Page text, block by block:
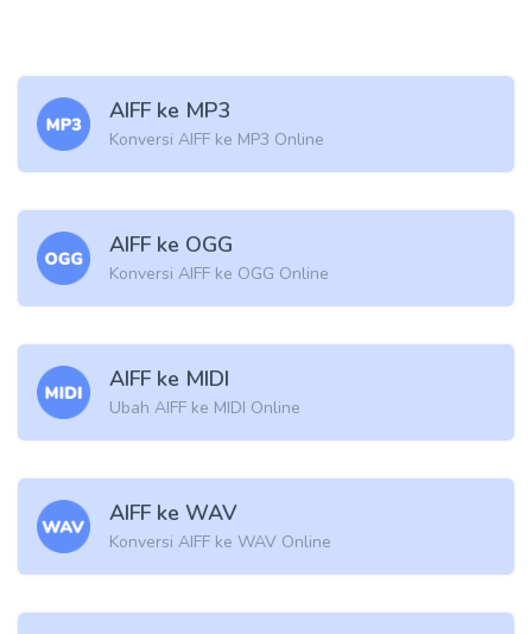
AIFF ke MP3
Konversi AIFF ke MP3 Online
AIFF ke OGG
Konversi AIFF ke OGG Online
AIFF ke MIDI
Ubah AIFF ke MIDI Online
AIFF ke WAV
Konversi AIFF ke WAV Online